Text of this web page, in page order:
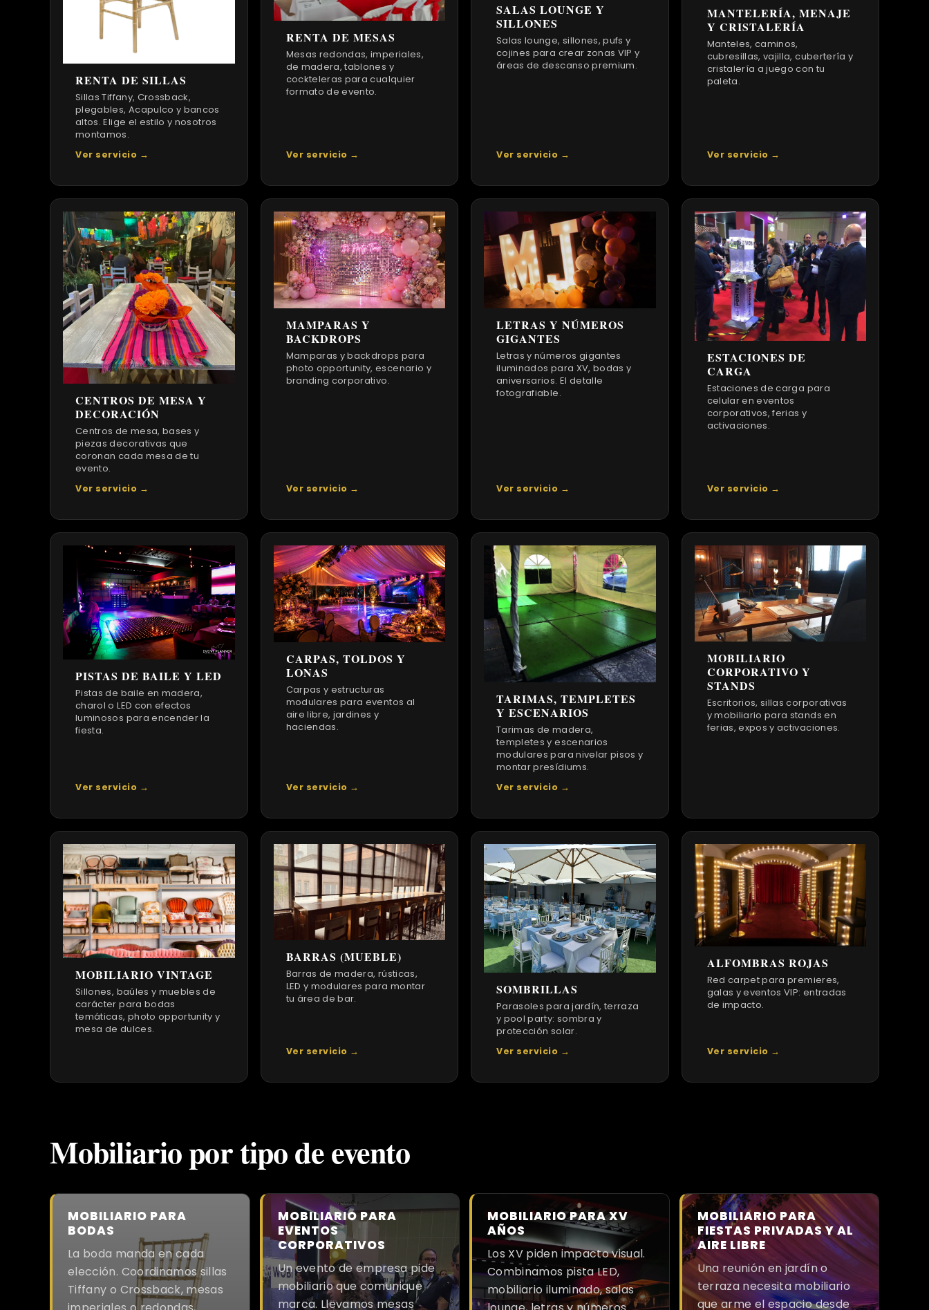
RENTA DE SILLAS
Sillas Tiffany, Crossback,
plegables, Acapulco y bancos
altos. Elige el estilo y nosotros
montamos.
Ver servicio →
RENTA DE MESAS
Mesas redondas, imperiales,
de madera, tablones y
cockteleras para cualquier
formato de evento.
Ver servicio →
SALAS LOUNGE Y
SILLONES
Salas lounge, sillones, pufs y
cojines para crear zonas VIP y
áreas de descanso premium.
Ver servicio →
MANTELERÍA, MENAJE
Y CRISTALERÍA
Manteles, caminos,
cubresillas, vajilla, cubertería y
cristalería a juego con tu
paleta.
Ver servicio →
CENTROS DE MESA Y
DECORACIÓN
Centros de mesa, bases y
piezas decorativas que
coronan cada mesa de tu
evento.
Ver servicio →
MAMPARAS Y
BACKDROPS
Mamparas y backdrops para
photo opportunity, escenario y
branding corporativo.
Ver servicio →
LETRAS Y NÚMEROS
GIGANTES
Letras y números gigantes
iluminados para XV, bodas y
aniversarios. El detalle
fotografiable.
Ver servicio →
ESTACIONES DE
CARGA
Estaciones de carga para
celular en eventos
corporativos, ferias y
activaciones.
Ver servicio →
PISTAS DE BAILE Y LED
Pistas de baile en madera,
charol o LED con efectos
luminosos para encender la
fiesta.
Ver servicio →
CARPAS, TOLDOS Y
LONAS
Carpas y estructuras
modulares para eventos al
aire libre, jardines y
haciendas.
Ver servicio →
TARIMAS, TEMPLETES
Y ESCENARIOS
Tarimas de madera,
templetes y escenarios
modulares para nivelar pisos y
montar presídiums.
Ver servicio →
MOBILIARIO
CORPORATIVO Y
STANDS
Escritorios, sillas corporativas
y mobiliario para stands en
ferias, expos y activaciones.
MOBILIARIO VINTAGE
Sillones, baúles y muebles de
carácter para bodas
temáticas, photo opportunity y
mesa de dulces.
BARRAS (MUEBLE)
Barras de madera, rústicas,
LED y modulares para montar
tu área de bar.
Ver servicio →
SOMBRILLAS
Parasoles para jardín, terraza
y pool party: sombra y
protección solar.
Ver servicio →
ALFOMBRAS ROJAS
Red carpet para premieres,
galas y eventos VIP: entradas
de impacto.
Ver servicio →
Mobiliario por tipo de evento
MOBILIARIO PARA
BODAS
La boda manda en cada
elección. Coordinamos sillas
Tiffany o Crossback, mesas
MOBILIARIO PARA
EVENTOS
CORPORATIVOS
Un evento de empresa pide
mobiliario que comunique
marca. Llevamos mesas
MOBILIARIO PARA XV
AÑOS
Los XV piden impacto visual.
Combinamos pista LED,
mobiliario iluminado, salas
MOBILIARIO PARA
FIESTAS PRIVADAS Y AL
AIRE LIBRE
Una reunión en jardín o
terraza necesita mobiliario
que arme el espacio desde